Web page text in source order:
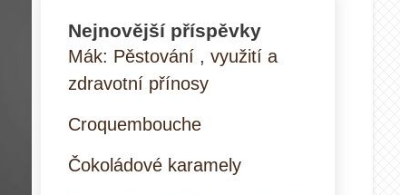
Nejnovější příspěvky
Mák: Pěstování , využití a
zdravotní přínosy
Croquembouche
Čokoládové karamely